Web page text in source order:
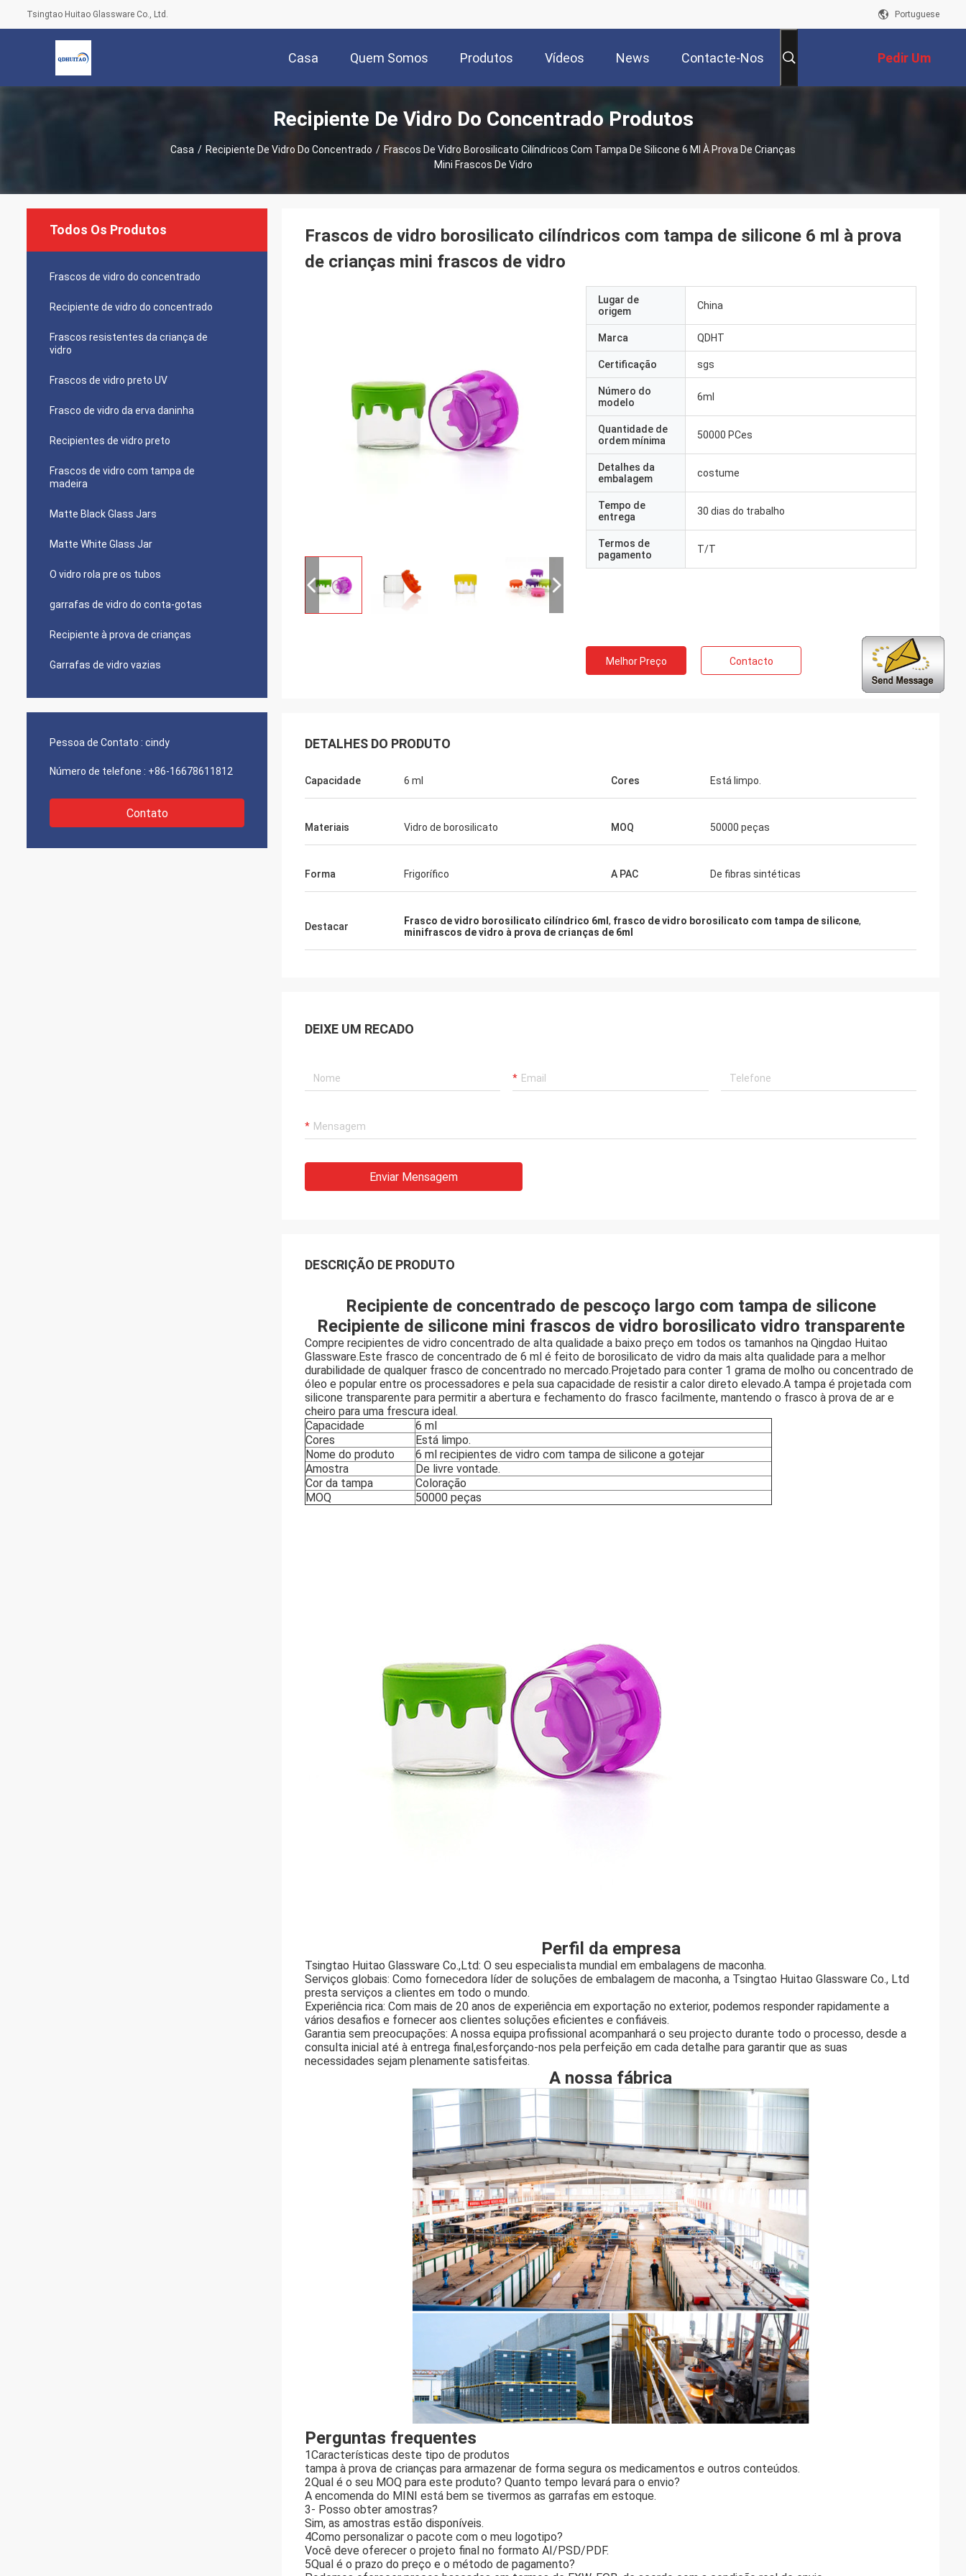
Tsingtao Huitao Glassware Co., Ltd. Portuguese
Casa Quem Somos Produtos Vídeos News Contacte-Nos Pedir Um
Orçamento
Recipiente De Vidro Do Concentrado Produtos
Casa / Recipiente De Vidro Do Concentrado / Frascos De Vidro Borosilicato Cilíndricos Com Tampa De Silicone 6 Ml À Prova De Crianças
Mini Frascos De Vidro
Todos Os Produtos
Frascos de vidro do concentrado
Recipiente de vidro do concentrado
Frascos resistentes da criança de
vidro
Frascos de vidro preto UV
Frasco de vidro da erva daninha
Recipientes de vidro preto
Frascos de vidro com tampa de
madeira
Matte Black Glass Jars
Matte White Glass Jar
O vidro rola pre os tubos
garrafas de vidro do conta-gotas
Recipiente à prova de crianças
Garrafas de vidro vazias
Pessoa de Contato : cindy
Número de telefone : +86-16678611812
Contato
Frascos de vidro borosilicato cilíndricos com tampa de silicone 6 ml à prova
de crianças mini frascos de vidro
Lugar de
origem
China
Marca QDHT
Certificação sgs
Número do
modelo
6ml
Quantidade de
ordem mínima
50000 PCes
Detalhes da
embalagem
costume
Tempo de
entrega
30 dias do trabalho
Termos de
pagamento
T/T
Melhor Preço Contacto
DETALHES DO PRODUTO
Capacidade 6 ml Cores Está limpo.
Materiais Vidro de borosilicato MOQ 50000 peças
Forma Frigorífico A PAC De fibras sintéticas
Destacar Frasco de vidro borosilicato cilíndrico 6ml , frasco de vidro borosilicato com tampa de silicone,
minifrascos de vidro à prova de crianças de 6ml
DEIXE UM RECADO
Enviar Mensagem
DESCRIÇÃO DE PRODUTO
Recipiente de concentrado de pescoço largo com tampa de silicone
Recipiente de silicone mini frascos de vidro borosilicato vidro transparente
Compre recipientes de vidro concentrado de alta qualidade a baixo preço em todos os tamanhos na Qingdao Huitao
Glassware.Este frasco de concentrado de 6 ml é feito de borosilicato de vidro da mais alta qualidade para a melhor
durabilidade de qualquer frasco de concentrado no mercado.Projetado para conter 1 grama de molho ou concentrado de
óleo e popular entre os processadores e pela sua capacidade de resistir a calor direto elevado.A tampa é projetada com
silicone transparente para permitir a abertura e fechamento do frasco facilmente, mantendo o frasco à prova de ar e
cheiro para uma frescura ideal.
Capacidade
6 ml
Cores
Está limpo.
Nome do produto
6 ml recipientes de vidro com tampa de silicone a gotejar
Amostra
De livre vontade.
Cor da tampa
Coloração
MOQ
50000 peças
Perfil da empresa
Tsingtao Huitao Glassware Co.,Ltd: O seu especialista mundial em embalagens de maconha.
Serviços globais: Como fornecedora líder de soluções de embalagem de maconha, a Tsingtao Huitao Glassware Co., Ltd
presta serviços a clientes em todo o mundo.
Experiência rica: Com mais de 20 anos de experiência em exportação no exterior, podemos responder rapidamente a
vários desafios e fornecer aos clientes soluções eficientes e confiáveis.
Garantia sem preocupações: A nossa equipa profissional acompanhará o seu projecto durante todo o processo, desde a
consulta inicial até à entrega final,esforçando-nos pela perfeição em cada detalhe para garantir que as suas
necessidades sejam plenamente satisfeitas.
A nossa fábrica
Perguntas frequentes
1Características deste tipo de produtos
tampa à prova de crianças para armazenar de forma segura os medicamentos e outros conteúdos.
2Qual é o seu MOQ para este produto? Quanto tempo levará para o envio?
A encomenda do MINI está bem se tivermos as garrafas em estoque.
3- Posso obter amostras?
Sim, as amostras estão disponíveis.
4Como personalizar o pacote com o meu logotipo?
Você deve oferecer o projeto final no formato AI/PSD/PDF.
5Qual é o prazo do preço e o método de pagamento?